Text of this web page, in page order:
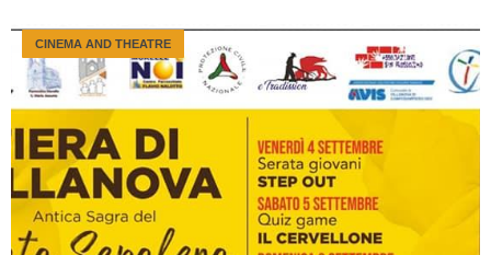
CINEMA AND THEATRE